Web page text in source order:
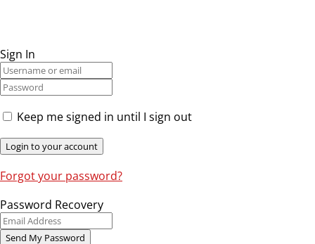
Sign In
Keep me signed in until I sign out
Forgot your password?
Password Recovery